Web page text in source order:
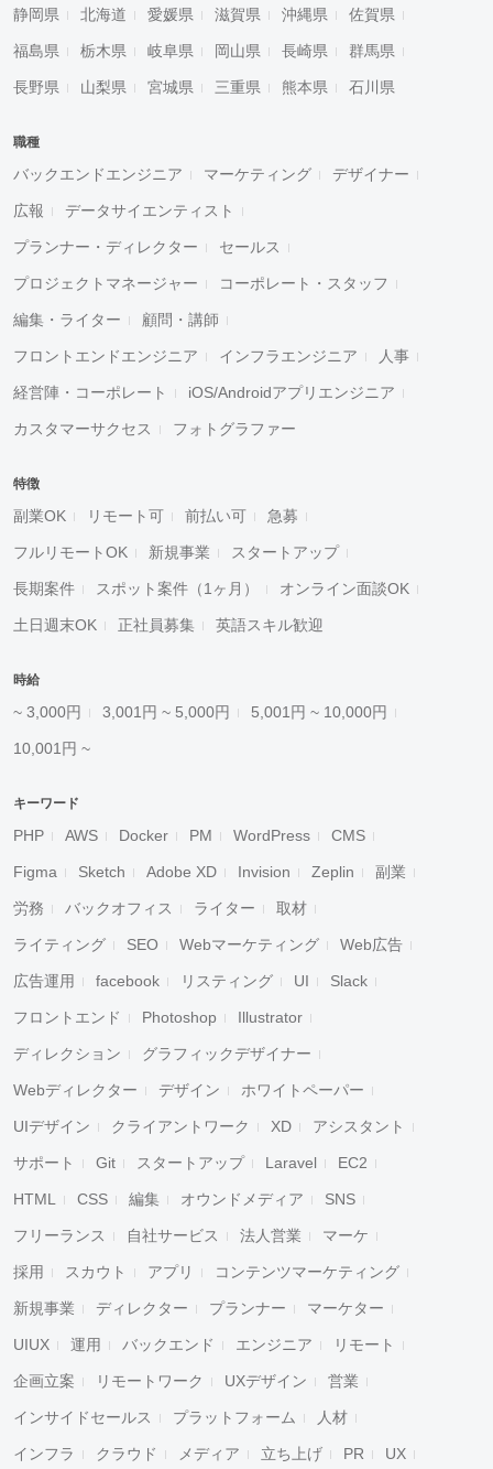
静岡県 北海道 愛媛県 滋賀県 沖縄県 佐賀県
福島県 栃木県 岐阜県 岡山県 長崎県 群馬県
長野県 山梨県 宮城県 三重県 熊本県 石川県
職種
バックエンドエンジニア マーケティング デザイナー
広報 データサイエンティスト
プランナー・ディレクター セールス
プロジェクトマネージャー コーポレート・スタッフ
編集・ライター 顧問・講師
フロントエンドエンジニア インフラエンジニア 人事
経営陣・コーポレート iOS/Androidアプリエンジニア
カスタマーサクセス フォトグラファー
特徴
副業OK リモート可 前払い可 急募
フルリモートOK 新規事業 スタートアップ
長期案件 スポット案件（1ヶ月） オンライン面談OK
土日週末OK 正社員募集 英語スキル歓迎
時給
~ 3,000円 3,001円 ~ 5,000円 5,001円 ~ 10,000円
10,001円 ~
キーワード
PHP AWS Docker PM WordPress CMS
Figma Sketch Adobe XD Invision Zeplin 副業
労務 バックオフィス ライター 取材
ライティング SEO Webマーケティング Web広告
広告運用 facebook リスティング UI Slack
フロントエンド Photoshop Illustrator
ディレクション グラフィックデザイナー
Webディレクター デザイン ホワイトペーパー
UIデザイン クライアントワーク XD アシスタント
サポート Git スタートアップ Laravel EC2
HTML CSS 編集 オウンドメディア SNS
フリーランス 自社サービス 法人営業 マーケ
採用 スカウト アプリ コンテンツマーケティング
新規事業 ディレクター プランナー マーケター
UIUX 運用 バックエンド エンジニア リモート
企画立案 リモートワーク UXデザイン 営業
インサイドセールス プラットフォーム 人材
インフラ クラウド メディア 立ち上げ PR UX